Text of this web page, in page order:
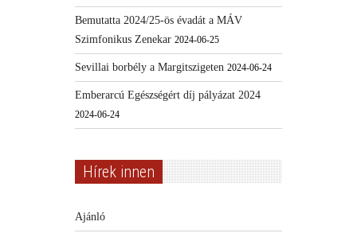
Bemutatta 2024/25-ös évadát a MÁV
Szimfonikus Zenekar 2024-06-25
Sevillai borbély a Margitszigeten 2024-06-24
Emberarcú Egészségért díj pályázat 2024
2024-06-24
Hírek innen
Ajánló